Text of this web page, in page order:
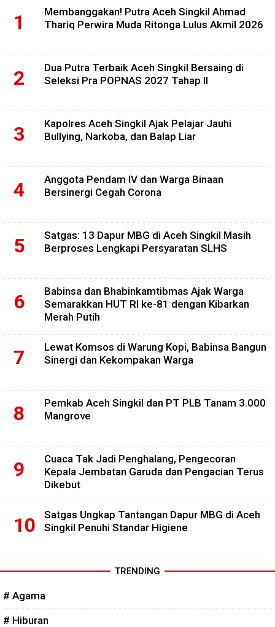
Membanggakan! Putra Aceh Singkil Ahmad
Thariq Perwira Muda Ritonga Lulus Akmil 2026
Dua Putra Terbaik Aceh Singkil Bersaing di
Seleksi Pra POPNAS 2027 Tahap II
Kapolres Aceh Singkil Ajak Pelajar Jauhi
Bullying, Narkoba, dan Balap Liar
Anggota Pendam IV dan Warga Binaan
Bersinergi Cegah Corona
Satgas: 13 Dapur MBG di Aceh Singkil Masih
Berproses Lengkapi Persyaratan SLHS
Babinsa dan Bhabinkamtibmas Ajak Warga
Semarakkan HUT RI ke-81 dengan Kibarkan
Merah Putih
Lewat Komsos di Warung Kopi, Babinsa Bangun
Sinergi dan Kekompakan Warga
Pemkab Aceh Singkil dan PT PLB Tanam 3.000
Mangrove
Cuaca Tak Jadi Penghalang, Pengecoran
Kepala Jembatan Garuda dan Pengacian Terus
Dikebut
Satgas Ungkap Tantangan Dapur MBG di Aceh
Singkil Penuhi Standar Higiene
TRENDING
# Agama
# Hiburan